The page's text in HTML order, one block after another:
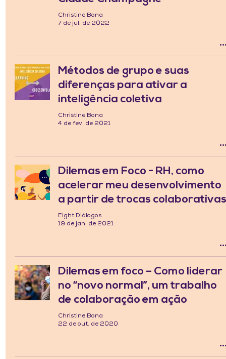
Christine Bona
7 de jul. de 2022
Métodos de grupo e suas
diferenças para ativar a
inteligência coletiva
Christine Bona
4 de fev. de 2021
Dilemas em Foco - RH, como
acelerar meu desenvolvimento
a partir de trocas
Eight Diálogos
19 de jan. de 2021
Dilemas em foco – Como liderar
no “novo normal”, um trabalho
de colaboração em ação
Christine Bona
22 de out. de 2020